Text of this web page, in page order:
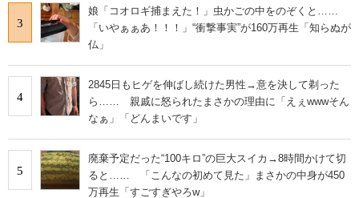
3
娘「コオロギ捕まえた！」虫かごの中をのぞくと……
「いやぁぁあ！！！」“衝撃事実”が160万再生「知らぬが
仏」
4
2845日もヒゲを伸ばし続けた男性→意を決して剃った
ら…… 親戚に怒られたまさかの理由に「えぇwwwそん
なぁ」「どんまいです」
5
廃棄予定だった“100キロ”の巨大スイカ→8時間かけて切
ると…… 「こんなの初めて見た」まさかの中身が450
万再生「すごすぎやろw」